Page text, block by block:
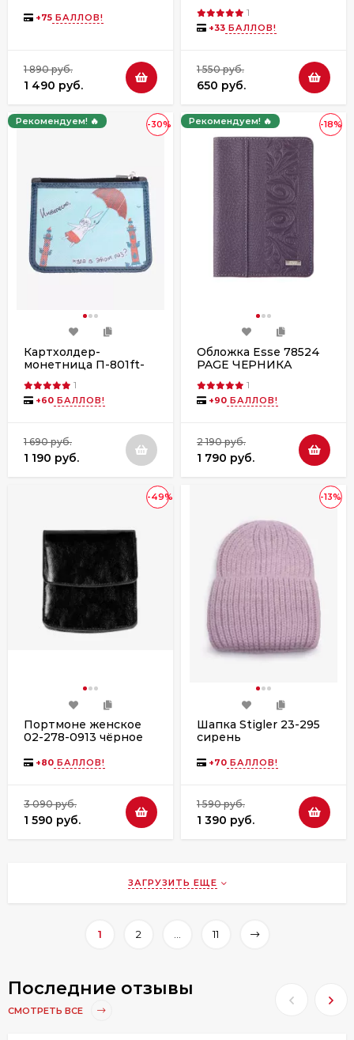
+75 БАЛЛОВ!
1 890 руб.
1 490 руб.
1
+33 БАЛЛОВ!
1 550 руб.
650 руб.
-30%
Рекомендуем! 🔥
Картхолдер-
монетница П-801ft-
1
+60 БАЛЛОВ!
1 690 руб.
1 190 руб.
-18%
Рекомендуем! 🔥
Обложка Esse 78524
PAGE ЧЕРНИКА
1
+90 БАЛЛОВ!
2 190 руб.
1 790 руб.
-49%
Портмоне женское
02-278-0913 чёрное
+80 БАЛЛОВ!
3 090 руб.
1 590 руб.
-13%
Шапка Stigler 23-295
сирень
+70 БАЛЛОВ!
1 590 руб.
1 390 руб.
ЗАГРУЗИТЬ ЕЩЕ
1 2 11
Последние отзывы
СМОТРЕТЬ ВСЕ